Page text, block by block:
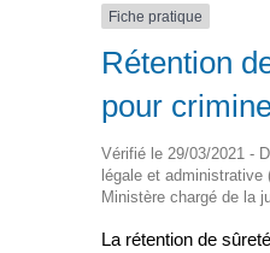
Fiche pratique
Rétention
pour
Vérifié le 29/03/2021 -
légale et administrative
Ministère chargé de la
La rétention de